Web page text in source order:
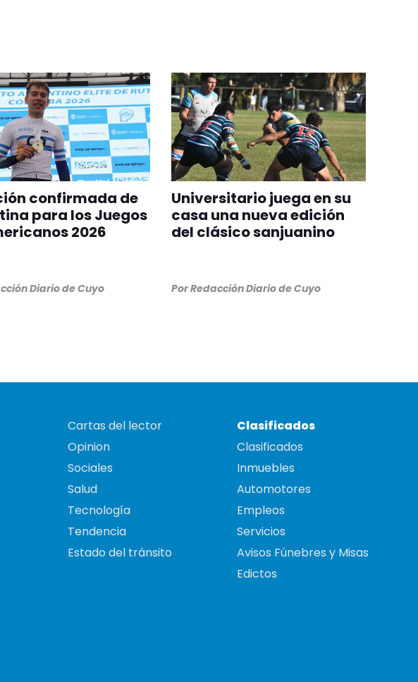
confirmada de
para los Juegos
2026
Diario de Cuyo
Universitario juega en su
casa una nueva edición
del clásico sanjuanino
PorRedacción Diario de Cuyo
Cartas del lector
Opinion
Sociales
Salud
Tecnología
Tendencia
Estado del tránsito
Clasificados
Clasificados
Inmuebles
Automotores
Empleos
Servicios
Avisos Fúnebres y Misas
Edictos